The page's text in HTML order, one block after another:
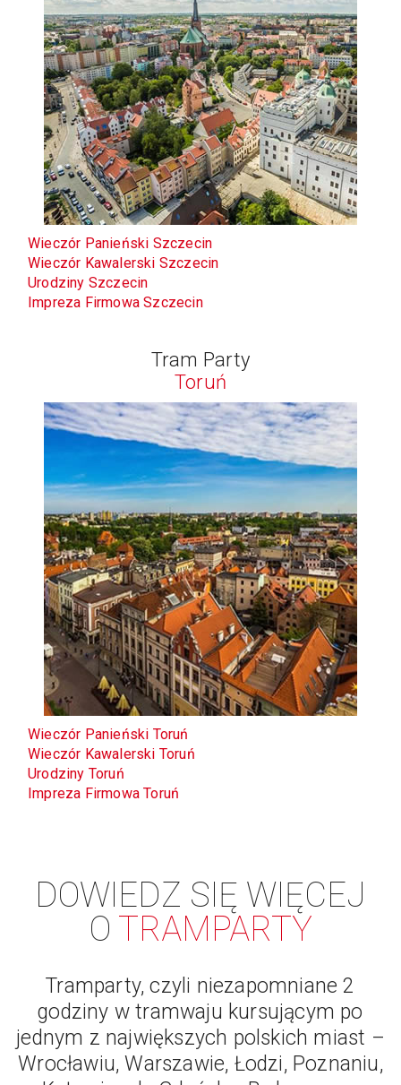
Wieczór Panieński Szczecin
Wieczór Kawalerski Szczecin
Urodziny Szczecin
Impreza FirmowaSzczecin
Tram Party
Toruń
Wieczór Panieński Toruń
Wieczór Kawalerski Toruń
Urodziny Toruń
Impreza FirmowaToruń
DOWIEDZ SIĘ WIĘCEJ
O TRAMPARTY
Tramparty, czyli niezapomniane 2
godziny w tramwaju kursującym po
jednym z największych polskich miast –
Wrocławiu, Warszawie, Łodzi, Poznaniu,